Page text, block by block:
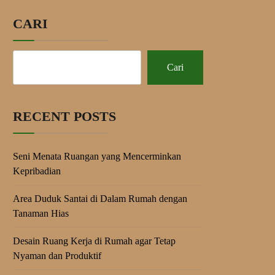
CARI
Cari
RECENT POSTS
Seni Menata Ruangan yang Mencerminkan
Kepribadian
Area Duduk Santai di Dalam Rumah dengan
Tanaman Hias
Desain Ruang Kerja di Rumah agar Tetap
Nyaman dan Produktif